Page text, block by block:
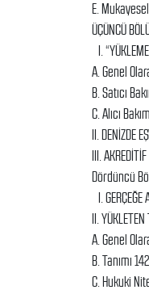
E.
ÜÇÜNCÜ
I.
A. Genel
B. Satıcı
C. Alıcı
II. DENİZDE
III.
Dördüncü
I.
II.
A. Genel
B. Tanımı 142
C. Hukuki